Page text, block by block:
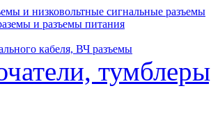
и низковольтные сигнальные разъемы
и разъемы питания
кабеля, ВЧ разъемы